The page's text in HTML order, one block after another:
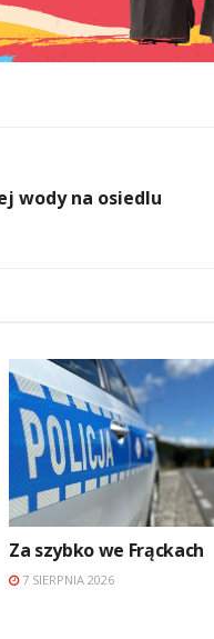
wody na osiedlu
Za szybko we Frąckach
7 SIERPNIA 2026